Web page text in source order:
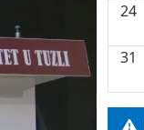
24
31